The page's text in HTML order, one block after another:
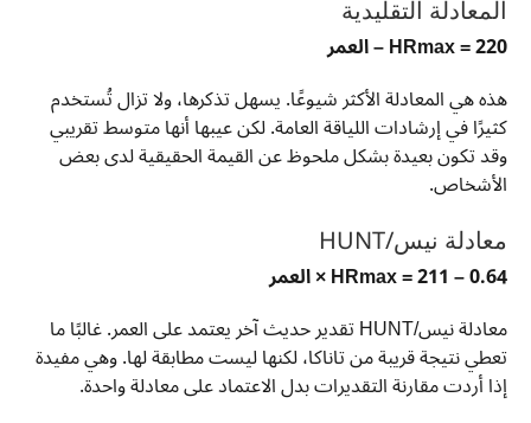
المعادلة التقليدية
HRmax = 220 – العمر
هذه هي المعادلة الأكثر شيوعًا. يسهل تذكرها، ولا تزال تُستخدم
كثيرًا في إرشادات اللياقة العامة. لكن عيبها أنها متوسط تقريبي
وقد تكون بعيدة بشكل ملحوظ عن القيمة الحقيقية لدى بعض
الأشخاص.
معادلة نيس/HUNT
HRmax = 211 – 0.64 × العمر
معادلة نيس/HUNT تقدير حديث آخر يعتمد على العمر. غالبًا ما
تعطي نتيجة قريبة من تاناكا، لكنها ليست مطابقة لها. وهي مفيدة
إذا أردت مقارنة التقديرات بدل الاعتماد على معادلة واحدة.